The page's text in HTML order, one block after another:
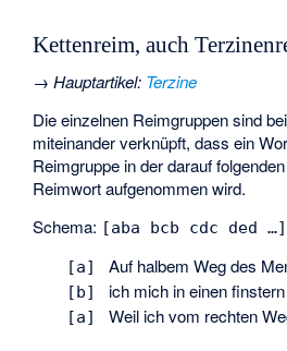
Kettenreim, auch
→Hauptartikel: Terzine
Die einzelnen Reimgruppen sind
miteinander verknüpft, dass ein
Reimgruppe in der darauf
Reimwort aufgenommen wird.
Schema: [aba bcb cdc ded …]
[a] Auf halbem Weg des
[b] ich mich in einen
[a] Weil ich vom rechten